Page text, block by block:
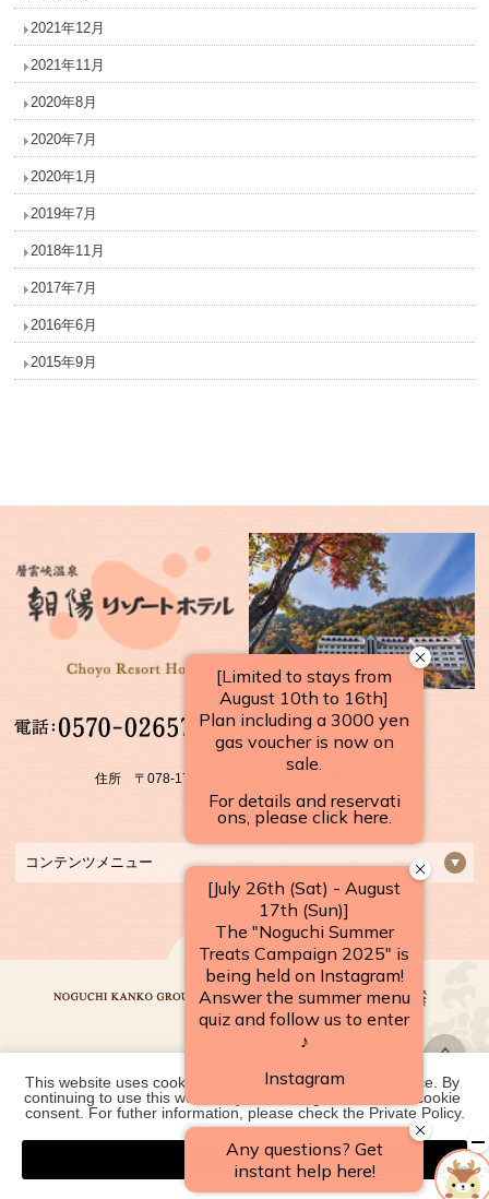
2021年12月
2021年11月
2020年8月
2020年7月
2020年1月
2019年7月
2018年11月
2017年7月
2016年6月
2015年9月
【受付時間】
10：00～17：00
住所 〒078-1701 北海道上川郡 上川町層雲峡温泉
FAX：01658-5-3922
コンテンツメニュー
野口観光グループ一覧
2026 層雲峡温泉 朝陽リゾートホテル｜【公式】北海道の温泉宿
野口観光グループ. ALL RIGHTS RESERVED
This website uses cookies to improve your user experience. By
continuing to use this website, you have agreed with our cookie
consent. For futher information, please check the Private Policy.
Agree